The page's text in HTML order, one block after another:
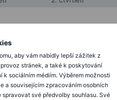
aby vám nabídly lepší zážitek z
stránek, a také k poskytování
sociálním médiím. Výběrem možnosti
a souvisejícím zpracováním osobních
své předvolby souhlasu. Své
XXXXXXX
XXXXXXX